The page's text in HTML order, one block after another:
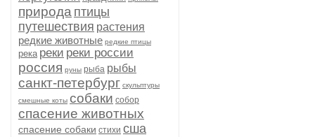
природа птицы
путешествия растения
редкие животные редкие птицы
река реки реки россии
россия руны рыба рыбы
санкт-петербург скульптуры
смешные коты собаки собор
спасение животных
спасение собаки стихи сша